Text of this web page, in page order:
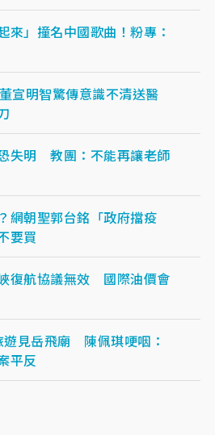
來」撞名中國歌曲！粉專：
宣明智驚傳意識不清送醫
失明 教團：不能再讓老師
網朝聖郭台銘「政府擋疫
要買
復航協議無效 國際油價會
遊見岳飛廟 陳佩琪哽咽：
平反